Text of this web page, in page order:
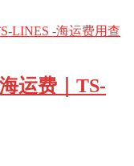
运费｜TS-